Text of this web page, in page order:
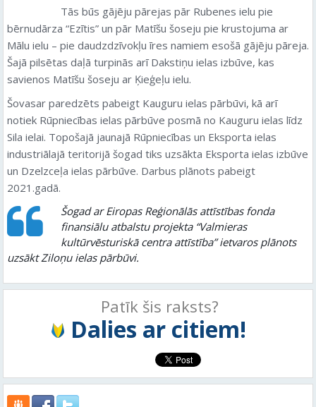
Tās būs gājēju pārejas pār Rubenes ielu pie
bērnudārza “Ezītis” un pār Matīšu šoseju pie krustojuma ar
Mālu ielu – pie daudzdzīvokļu īres namiem esošā gājēju pāreja.
Šajā pilsētas daļā turpinās arī Dakstiņu ielas izbūve, kas
savienos Matīšu šoseju ar Ķieģeļu ielu.
Šovasar paredzēts pabeigt Kauguru ielas pārbūvi, kā arī
notiek Rūpniecības ielas pārbūve posmā no Kauguru ielas līdz
Sila ielai. Topošajā jaunajā Rūpniecības un Eksporta ielas
industriālajā teritorijā šogad tiks uzsākta Eksporta ielas izbūve
un Dzelzceļa ielas pārbūve. Darbus plānots pabeigt
2021.gadā.
Šogad ar Eiropas Reģionālās attīstības fonda
finansiālu atbalstu projekta “Valmieras
kultūrvēsturiskā centra attīstība” ietvaros plānots
uzsākt Ziloņu ielas pārbūvi.
Patīk šis raksts?
Dalies ar citiem!